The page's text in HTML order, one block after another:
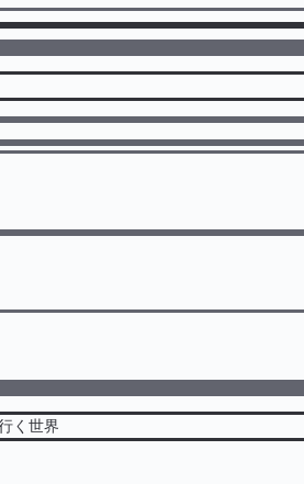
く世界